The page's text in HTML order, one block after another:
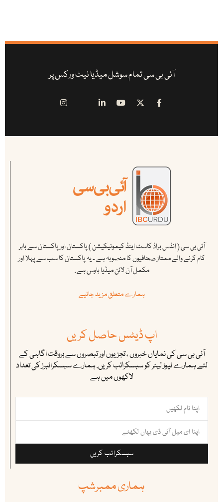
آئی بی سی تمام سوشل میڈیا نیٹ ورکس پر
آئی بی سی ( انڈس براڈ کاسٹ اینڈ کیمونیکیشن ) پاکستان اور پاکستان سے باہر
کام کرنے والے ممتاز صحافیوں کا منصوبہ ہے ۔ یہ پاکستان کا سب سے پہلا اور
مکمل آن لائن میڈیا ہاوس ہے .
ہمارے متعلق مزید جانیے
اپ ڈیٹس حاصل کریں
آئی بی سی کی نمایاں خبروں ، تجزیوں اور تبصروں سے بروقت اگاہی کے
لئے ہمارے نیوز لیٹر کو سبسکرائب کریں. ہمارے سبسکرائبرز کی تعداد
لاکھوں میں ہے
سبسکرائب کریں
ہماری ممبرشپ